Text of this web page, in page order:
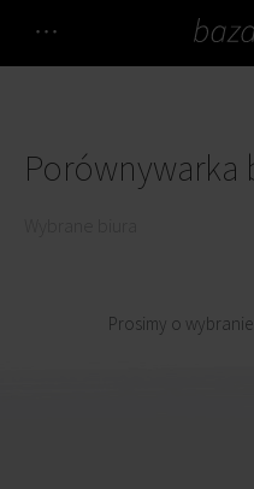
Porównywarka
Prosimy o